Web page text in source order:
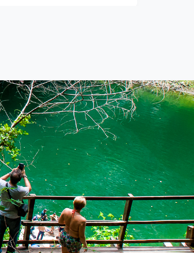
Seg a sexta: 07h30 às 11h30
17h30 E-mail:
Municipal de
Social e Cidadania
1380
nº 119 Bairro: Jardim Celeste CEP:
Municipal de